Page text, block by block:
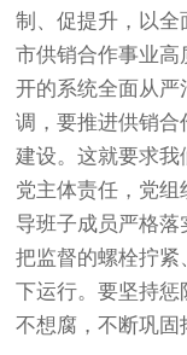
制、促提升，以
市供销合作事业
开的系统全面从
调，要推进供销
建设。这就要求
党主体责任，党
导班子成员严格落
把监督的螺栓拧
下运行。要坚持惩
不想腐，不断巩固